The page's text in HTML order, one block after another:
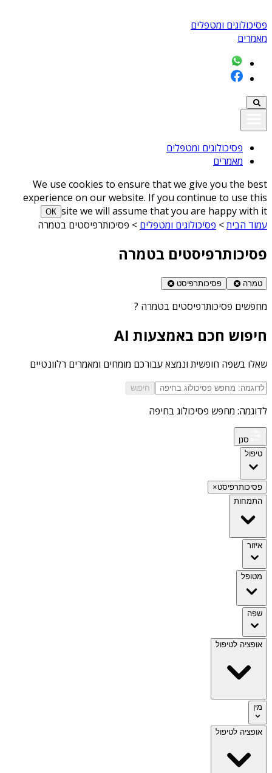
פסיכולוגים ומטפלים
מאמרים
פסיכולוגים ומטפלים
מאמרים
We use cookies to ensure that we give you the best
experience on our website. If you continue to use this
site we will assume that you are happy with it
ОК
עמוד הבית> פסיכולוגים ומטפלים > פסיכותרפיסטים בטמרה
פסיכותרפיסטים בטמרה
טמרה פסיכותרפיסט
מחפשים פסיכותרפיסטים בטמרה ?
חיפוש חכם באמצעות AI
שאלו בשפה חופשית ונמצא עבורכם מומחים ומאמרים רלוונטיים
חיפוש
לדוגמה: מחפש פסיכולוג בחיפה
סנן
טיפול
פסיכותרפיסט×
התמחות
איזור
מטופל
שפה
אופציה לטיפול
מין
אופציה לטיפול